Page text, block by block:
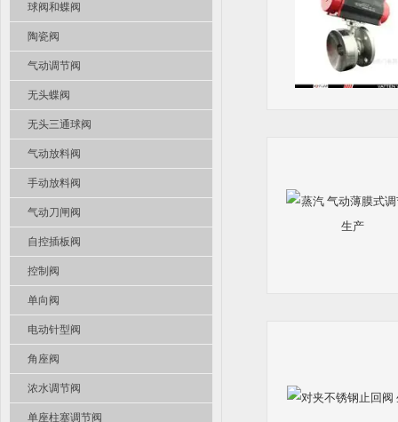
球阀和蝶阀
陶瓷阀
气动调节阀
无头蝶阀
无头三通球阀
气动放料阀
手动放料阀
气动刀闸阀
自控插板阀
控制阀
单向阀
电动针型阀
角座阀
浓水调节阀
单座柱塞调节阀